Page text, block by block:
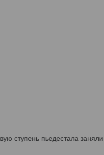
ступень пьедестала